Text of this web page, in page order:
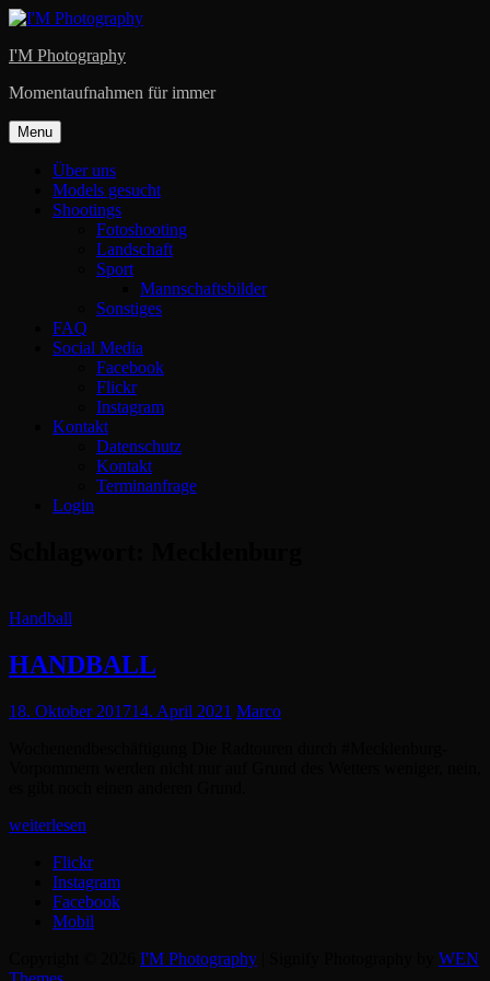
Skip
content
I'M Photography
Momentaufnahmen für immer
Menu
Über uns
Models gesucht
Shootings
Fotoshooting
Landschaft
Sport
Mannschaftsbilder
Sonstiges
FAQ
Social Media
Facebook
Flickr
Instagram
Kontakt
Datenschutz
Kontakt
Terminanfrage
Login
Cat
Handball
HANDBALL
Posted
18. Oktober 201714. April 2021 Marco
weiterlesen
Flickr
Instagram
Facebook
Mobil
I'M Photography
WEN